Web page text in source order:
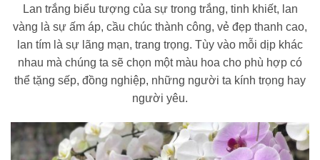
Lan trắng biểu tượng của sự trong trắng, tinh khiết, lan
vàng là sự ấm áp, cầu chúc thành công, vẻ đẹp thanh cao,
lan tím là sự lãng mạn, trang trọng. Tùy vào mỗi dịp khác
nhau mà chúng ta sẽ chọn một màu hoa cho phù hợp có
thể tặng sếp, đồng nghiệp, những người ta kính trọng hay
người yêu.